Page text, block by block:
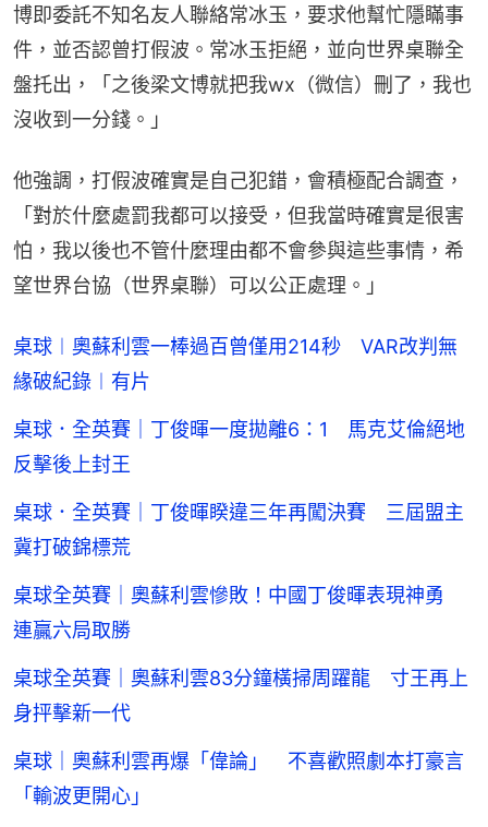
博即委託不知名友人聯絡常冰玉，要求他幫忙隱瞞事
件，並否認曾打假波。常冰玉拒絕，並向世界桌聯全
盤托出，「之後梁文博就把我wx（微信）刪了，我也
沒收到一分錢。」
他強調，打假波確實是自己犯錯，會積極配合調查，
「對於什麼處罰我都可以接受，但我當時確實是很害
怕，我以後也不管什麼理由都不會參與這些事情，希
望世界台協（世界桌聯）可以公正處理。」
桌球︱奧蘇利雲一棒過百曾僅用214秒 VAR改判無
緣破紀錄︱有片
桌球．全英賽｜丁俊暉一度拋離6：1 馬克艾倫絕地
反擊後上封王
桌球．全英賽｜丁俊暉睽違三年再闖決賽 三屆盟主
冀打破錦標荒
桌球全英賽｜奧蘇利雲慘敗！中國丁俊暉表現神勇
連贏六局取勝
桌球全英賽｜奧蘇利雲83分鐘橫掃周躍龍 寸王再上
身抨擊新一代
桌球｜奧蘇利雲再爆「偉論」 不喜歡照劇本打豪言
「輸波更開心」